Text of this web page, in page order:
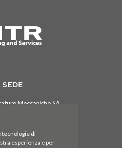
SEDE
Meccaniche SA
Svizzera
tecnologie di
esperienza e per